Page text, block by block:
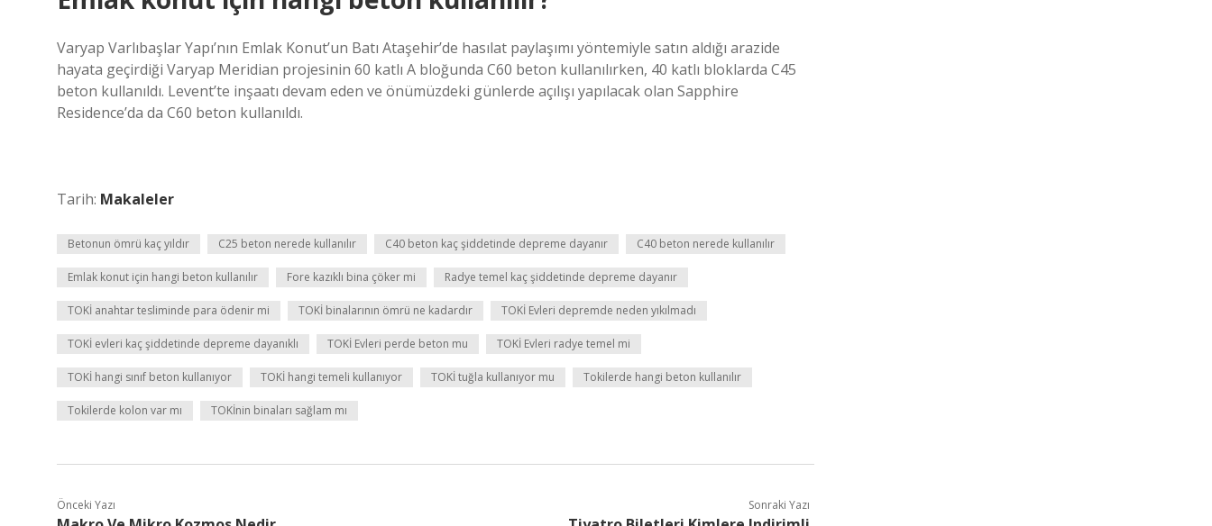
Varyap Varlıbaşlar Yapı’nın Emlak Konut’un Batı Ataşehir’de hasılat paylaşımı yöntemiyle satın aldığı arazide
hayata geçirdiği Varyap Meridian projesinin 60 katlı A bloğunda C60 beton kullanılırken, 40 katlı bloklarda C45
beton kullanıldı. Levent’te inşaatı devam eden ve önümüzdeki günlerde açılışı yapılacak olan Sapphire
Residence’da da C60 beton kullanıldı.
Tarih: Makaleler
Betonun ömrü kaç yıldır C25 beton nerede kullanılır C40 beton kaç şiddetinde depreme dayanır C40 beton nerede kullanılır
Emlak konut için hangi beton kullanılır Fore kazıklı bina çöker mi Radye temel kaç şiddetinde depreme dayanır
TOKİ anahtar tesliminde para ödenir mi TOKİ binalarının ömrü ne kadardır TOKİ Evleri depremde neden yıkılmadı
TOKİ evleri kaç şiddetinde depreme dayanıklı TOKİ Evleri perde beton mu TOKİ Evleri radye temel mi
TOKİ hangi sınıf beton kullanıyor TOKİ hangi temeli kullanıyor TOKİ tuğla kullanıyor mu Tokilerde hangi beton kullanılır
Tokilerde kolon var mı TOKİnin binaları sağlam mı
Önceki Yazı Sonraki Yazı